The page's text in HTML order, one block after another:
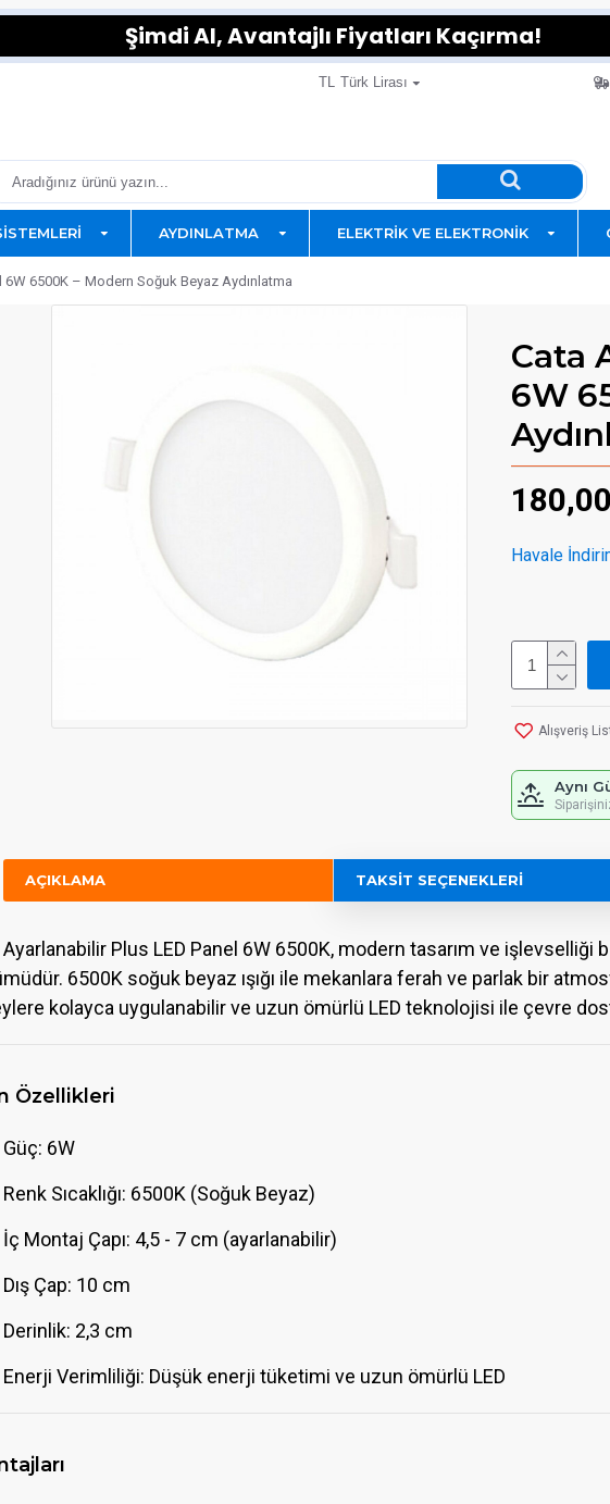
Şimdi Al, Avantajlı Fiyatları Kaçırma!
TL Türk Lirası
AYDINLATMA ELEKTRIK VE ELEKTRONIK
6W 6500K – Modern Soğuk Beyaz Aydınlatma
Cata
6W
Havale
Alışveriş
Aynı
AÇIKLAMA TAKSIT SEÇENEKLERI
Ayarlanabilir Plus LED Panel 6W 6500K, modern tasarım ve
6500K soğuk beyaz ışığı ile mekanlara ferah ve parlak bir
kolayca uygulanabilir ve uzun ömürlü LED teknolojisi ile çevre
Özellikleri
Güç: 6W
Renk Sıcaklığı: 6500K (Soğuk Beyaz)
İç Montaj Çapı: 4,5 - 7 cm (ayarlanabilir)
Dış Çap: 10 cm
Derinlik: 2,3 cm
Enerji Verimliliği: Düşük enerji tüketimi ve uzun ömürlü LED